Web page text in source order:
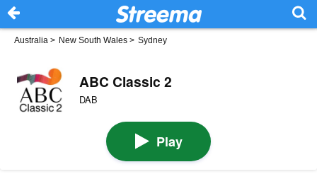
Australia > New South Wales > Sydney
ABC Classic 2
DAB
Play